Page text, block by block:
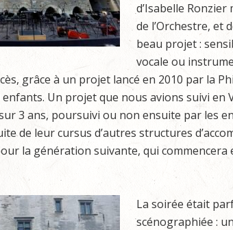
d’Isabelle
de l’Orchestre, et
beau projet :
vocale ou
grâce à un projet lancé en 2010 par la
enfants. Un projet que nous avions suivi en
3 ans, poursuivi ou non ensuite par les
de leur cursus d’autres structures
la génération suivante, qui
La soirée était
scénographiée :